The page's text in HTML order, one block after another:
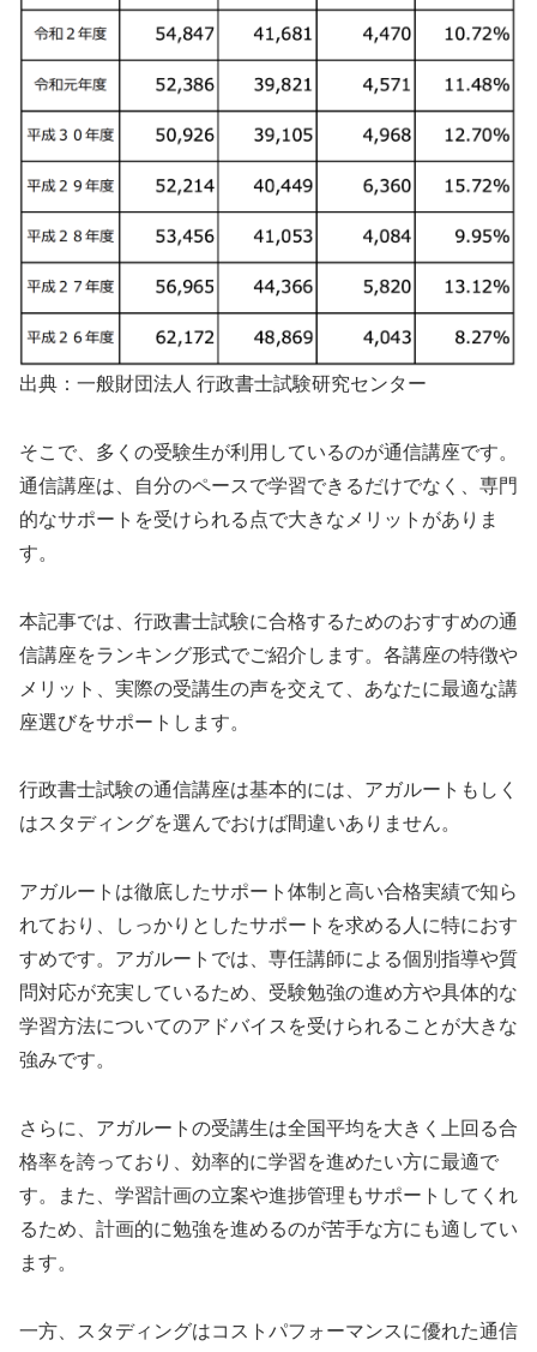
出典：一般財団法人 行政書士試験研究センター
そこで、多くの受験生が利用しているのが通信講座です。
通信講座は、自分のペースで学習できるだけでなく、専門
的なサポートを受けられる点で大きなメリットがありま
す。
本記事では、行政書士試験に合格するためのおすすめの通
信講座をランキング形式でご紹介します。各講座の特徴や
メリット、実際の受講生の声を交えて、あなたに最適な講
座選びをサポートします。
行政書士試験の通信講座は基本的には、アガルートもしく
はスタディングを選んでおけば間違いありません。
アガルートは徹底したサポート体制と高い合格実績で知ら
れており、しっかりとしたサポートを求める人に特におす
すめです。アガルートでは、専任講師による個別指導や質
問対応が充実しているため、受験勉強の進め方や具体的な
学習方法についてのアドバイスを受けられることが大きな
強みです。
さらに、アガルートの受講生は全国平均を大きく上回る合
格率を誇っており、効率的に学習を進めたい方に最適で
す。また、学習計画の立案や進捗管理もサポートしてくれ
るため、計画的に勉強を進めるのが苦手な方にも適してい
ます。
一方、スタディングはコストパフォーマンスに優れた通信